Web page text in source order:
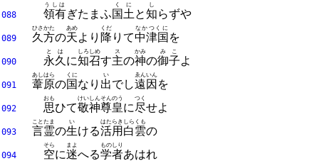
088 領有
うしは
ぎたまふ国土
くに
と知
し
らずや
089 久方
ひさかた
の天
あめ
より 降
くだ
りて中津国
なかつくに
を
090 永久
とは
に知召
しろしめ
す主
ス
の神
かみ
の御子
みこ
よ
091 葦原
あしはら
の国
くに
なり 出
い
でし遠因
ゑんいん
を
092 思
おも
ひて敬神
けいしん
尊皇
そんのう
に尽
つく
せよ
093 言霊
ことたま
の生
い
ける活用
はたらき
白雲
しらくも
の
094 空
そら
に迷
まよ
へる学者
ものしり
あはれ